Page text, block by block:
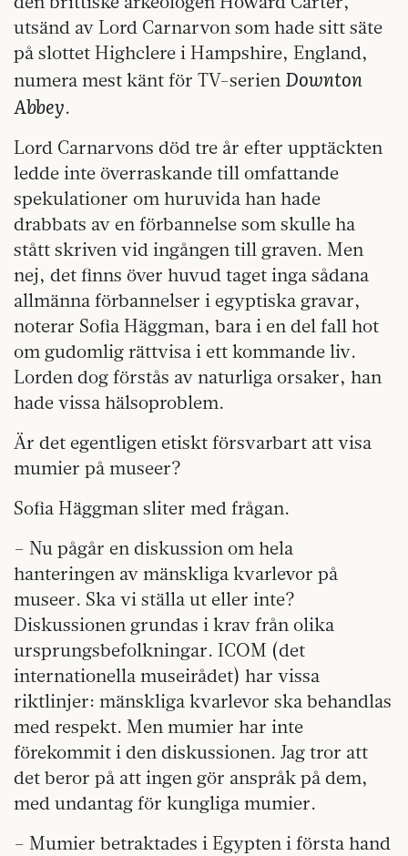
utsänd av Lord Carnarvon som hade sitt säte
på slottet Highclere i Hampshire, England,
numera mest känt för TV-serien Downton
Abbey.
Lord Carnarvons död tre år efter upptäckten
ledde inte överraskande till omfattande
spekulationer om huruvida han hade
drabbats av en förbannelse som skulle ha
stått skriven vid ingången till graven. Men
nej, det finns över huvud taget inga sådana
allmänna förbannelser i egyptiska gravar,
noterar Sofia Häggman, bara i en del fall hot
om gudomlig rättvisa i ett kommande liv.
Lorden dog förstås av naturliga orsaker, han
hade vissa hälsoproblem.
Är det egentligen etiskt försvarbart att visa
mumier på museer?
Sofia Häggman sliter med frågan.
– Nu pågår en diskussion om hela
hanteringen av mänskliga kvarlevor på
museer. Ska vi ställa ut eller inte?
Diskussionen grundas i krav från olika
ursprungsbefolkningar. ICOM (det
internationella museirådet) har vissa
riktlinjer: mänskliga kvarlevor ska behandlas
med respekt. Men mumier har inte
förekommit i den diskussionen. Jag tror att
det beror på att ingen gör anspråk på dem,
med undantag för kungliga mumier.
– Mumier betraktades i Egypten i första hand